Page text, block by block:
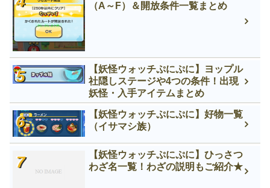
（A～F）＆開放条件一覧まとめ
【妖怪ウォッチぷにぷに】ヨップル
社隠しステージや4つの条件！出現
妖怪・入手アイテムまとめ
【妖怪ウォッチぷにぷに】好物一覧
（イサマシ族）
【妖怪ウォッチぷにぷに】ひっさつ
わざ名一覧！わざの説明もご紹介★